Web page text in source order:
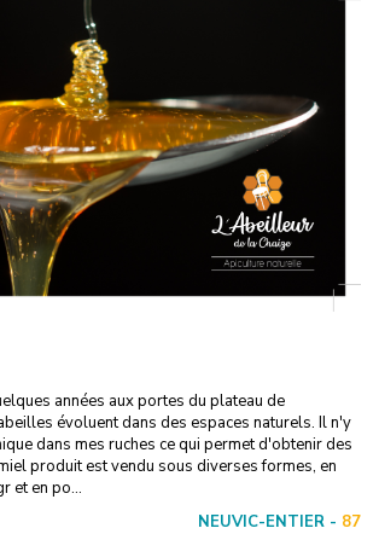
années aux portes du plateau de
évoluent dans des espaces naturels. Il n'y
dans mes ruches ce qui permet d'obtenir des
produit est vendu sous diverses formes, en
et en po...
NEUVIC-ENTIER - 87